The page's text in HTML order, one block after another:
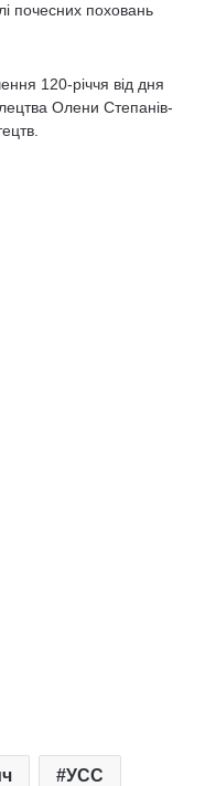
почесних поховань
120-річчя від дня
Олени Степанів-
УСС